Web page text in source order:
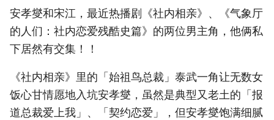
安孝燮和宋江，最近热播剧《社内相亲》、《气象厅
的人们：社内恋爱残酷史篇》的两位男主角，他俩私
下居然有交集！！
《社内相亲》里的「始祖鸟总裁」泰武一角让无数女
饭心甘情愿地入坑安孝燮，虽然是典型又老土的「报
道总裁爱上我」、「契约恋爱」，但安孝燮饱满细腻